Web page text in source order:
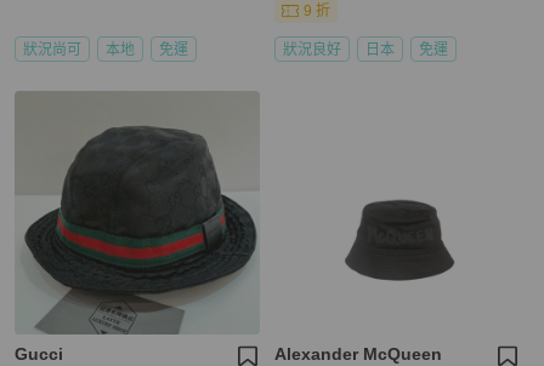
狀況尚可 本地 免運
9 折
狀況良好 日本 免運
Gucci Alexander McQueen